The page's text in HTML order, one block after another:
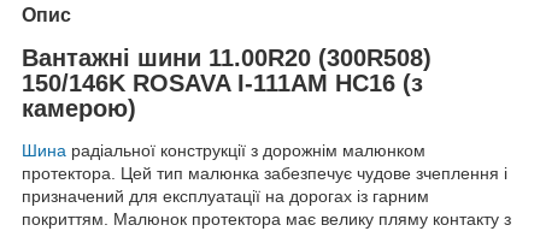
Опис
Вантажні шини 11.00R20 (300R508)
150/146K ROSAVA І-111АМ НС16 (з
камерою)
Шина радіальної конструкції з дорожнім малюнком
протектора. Цей тип малюнка забезпечує чудове зчеплення і
призначений для експлуатації на дорогах із гарним
покриттям. Малюнок протектора має велику пляму контакту з